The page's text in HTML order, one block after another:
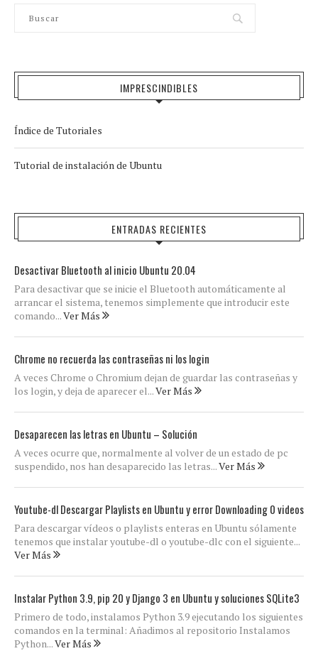
IMPRESCINDIBLES
Índice de Tutoriales
Tutorial de instalación de Ubuntu
ENTRADAS RECIENTES
Desactivar Bluetooth al inicio Ubuntu 20.04
Para desactivar que se inicie el Bluetooth automáticamente al
arrancar el sistema, tenemos simplemente que introducir este
comando...Ver Más
Chrome no recuerda las contraseñas ni los login
A veces Chrome o Chromium dejan de guardar las contraseñas y
los login, y deja de aparecer el...Ver Más
Desaparecen las letras en Ubuntu – Solución
A veces ocurre que, normalmente al volver de un estado de pc
suspendido, nos han desaparecido las letras...Ver Más
Youtube-dl Descargar Playlists en Ubuntu y error Downloading 0 videos
Para descargar vídeos o playlists enteras en Ubuntu sólamente
tenemos que instalar youtube-dl o youtube-dlc con el siguiente...
Ver Más
Instalar Python 3.9, pip 20 y Django 3 en Ubuntu y soluciones SQLite3
Primero de todo, instalamos Python 3.9 ejecutando los siguientes
comandos en la terminal: Añadimos al repositorio Instalamos
Python...Ver Más